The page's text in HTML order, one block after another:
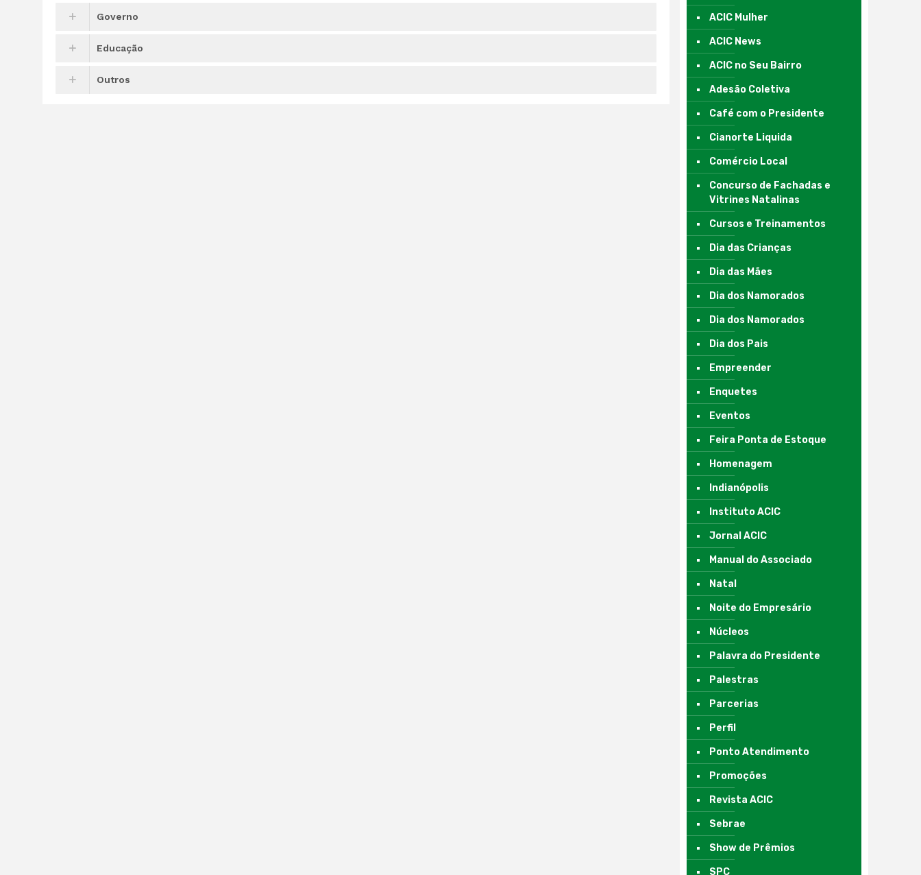
Governo
Educação
Outros
ACIC Mulher
ACIC News
ACIC no Seu Bairro
Adesão Coletiva
Café com o Presidente
Cianorte Liquida
Comércio Local
Concurso de Fachadas e
Vitrines Natalinas
Cursos e Treinamentos
Dia das Crianças
Dia das Mães
Dia dos Namorados
Dia dos Namorados
Dia dos Pais
Empreender
Enquetes
Eventos
Feira Ponta de Estoque
Homenagem
Indianópolis
Instituto ACIC
Jornal ACIC
Manual do Associado
Natal
Noite do Empresário
Núcleos
Palavra do Presidente
Palestras
Parcerias
Perfil
Ponto Atendimento
Promoções
Revista ACIC
Sebrae
Show de Prêmios
SPC